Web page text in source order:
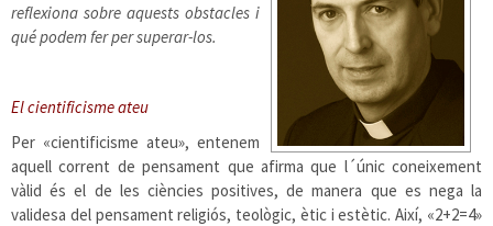
reflexiona sobre aquests obstacles i
qué podem fer per superar-los.
El cientificisme ateu
Per «cientificisme ateu», entenem
aquell corrent de pensament que afirma que l´únic coneixement
vàlid és el de les ciències positives, de manera que es nega la
validesa del pensament religiós, teològic, ètic i estètic. Així, «2+2=4»